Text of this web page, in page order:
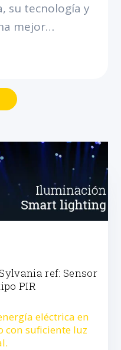
su tecnología y
hasta el
con
ref: Sensor
PIR
eléctrica en
con suficiente luz